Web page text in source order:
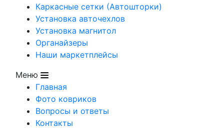
Каркасные сетки (Автошторки)
Установка авточехлов
Установка магнитол
Органайзеры
Наши маркетплейсы
Меню
Главная
Фото ковриков
Вопросы и ответы
Контакты